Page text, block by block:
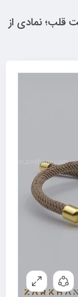
قلب؛ نمادی از